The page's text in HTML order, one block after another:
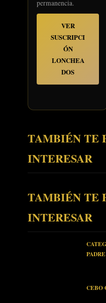
permanencia.
VER
SUSCRIPCI
ÓN
LONCHEA
DOS
TAMBIÉN TE
INTERESAR
TAMBIÉN TE
INTERESAR
PADRE
CEBO